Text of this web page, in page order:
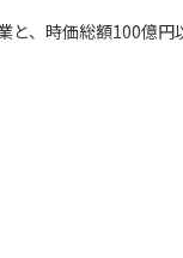
と、時価総額100億円
もあります。